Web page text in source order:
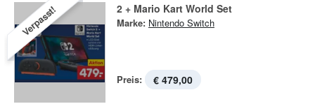
Verpasst! 2 + Mario Kart World Set
Marke: Nintendo Switch
Preis: € 479,00